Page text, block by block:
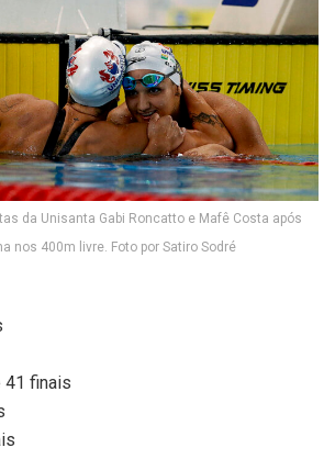
da Unisanta Gabi Roncatto e Mafê Costa após
nos 400m livre. Foto por Satiro Sodré
41 finais